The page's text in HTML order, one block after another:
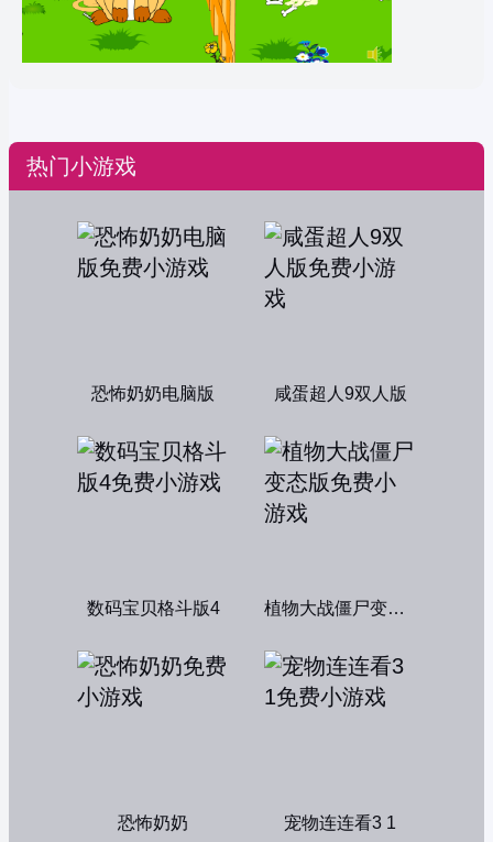
热门小游戏
恐怖奶奶电脑版 咸蛋超人9双人版
数码宝贝格斗版4 植物大战僵尸变态版
恐怖奶奶 宠物连连看3 1